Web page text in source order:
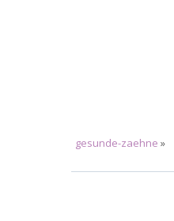
gesunde-zaehne »